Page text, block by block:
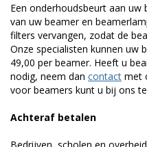
Een onderhoudsbeurt aan uw
van uw beamer en
filters vervangen, zodat de
Onze specialisten kunnen uw
49,00 per beamer. Heeft u
nodig, neem dan contact met
voor beamers kunt u bij ons
Achteraf betalen
Bedrijven, scholen en